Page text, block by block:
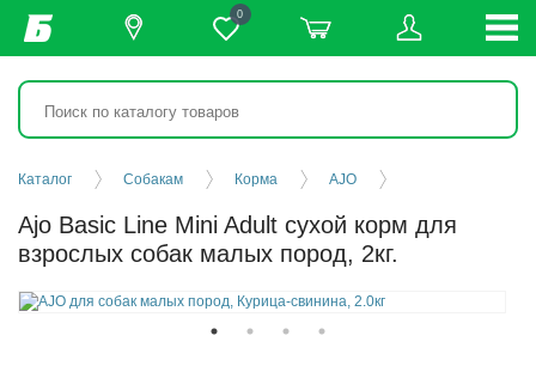
0
Каталог Собакам Корма AJO
Ajo Basic Line Mini Adult сухой корм для
взрослых собак малых пород, 2кг.